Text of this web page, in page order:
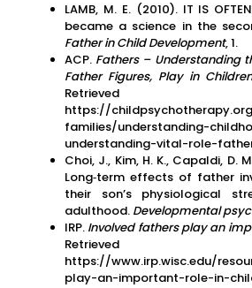
LAMB, M. E. (2010). IT IS
became a science in the
Father in Child Development, 1.
ACP. Fathers – Understanding
Father Figures, Play in
https://
families/understanding-
understanding-vital-role-
Choi, J., Kim, H. K., Capaldi, D.
Long‐term effects of father
their son’s physiological
adulthood. Developmental
IRP. Involved fathers play an
https://www.irp.wisc.edu/
play-an-important-role-in-